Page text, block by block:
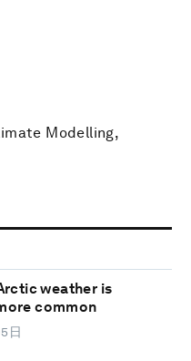
Modelling,
weather is
common
日